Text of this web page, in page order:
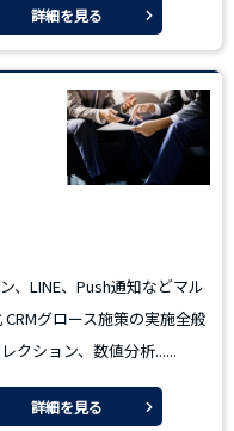
詳細を見る
、LINE、Push通知などマル
グロース施策の実施全般
クション、数値分析......
詳細を見る